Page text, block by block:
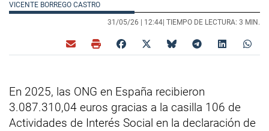
VICENTE BORREGO CASTRO
31/05/26 | 12:44 | TIEMPO DE LECTURA: 3 MIN.
En 2025, las ONG en España recibieron
3.087.310,04 euros gracias a la casilla 106 de
Actividades de Interés Social en la declaración de